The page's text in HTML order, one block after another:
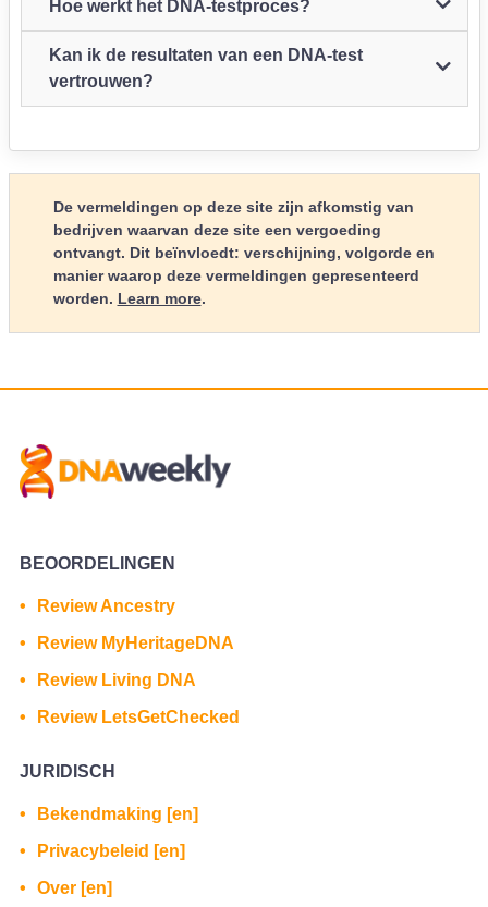
Hoe werkt het DNA-testproces?
Kan ik de resultaten van een DNA-test
vertrouwen?
De vermeldingen op deze site zijn afkomstig van
bedrijven waarvan deze site een vergoeding
ontvangt. Dit beïnvloedt: verschijning, volgorde en
manier waarop deze vermeldingen gepresenteerd
worden. Learn more.
BEOORDELINGEN
Review Ancestry
Review MyHeritageDNA
Review Living DNA
Review LetsGetChecked
JURIDISCH
Bekendmaking [en]
Privacybeleid [en]
Over [en]